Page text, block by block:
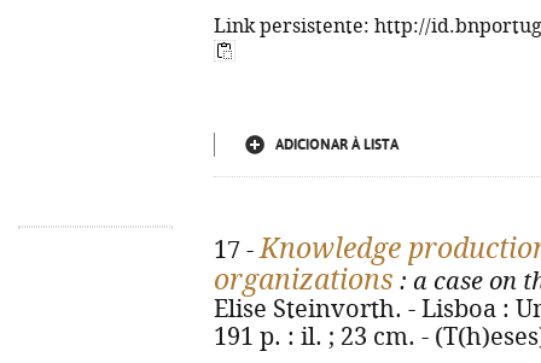
Link persistente: http://
ADICIONAR À LISTA
17 -Knowledge
organizations : a case on
Elise Steinvorth. - Lisboa :
191 p. : il. ; 23 cm. -